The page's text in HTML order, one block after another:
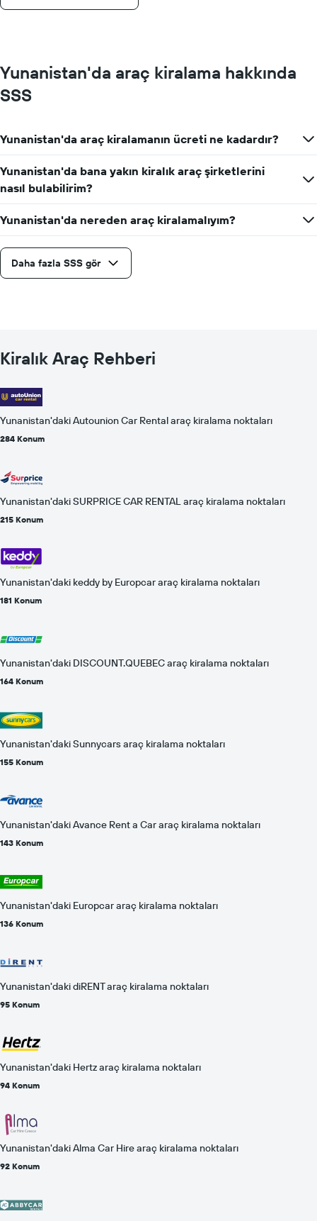
Yunanistan'da araç kiralama hakkında
SSS
Yunanistan'da araç kiralamanın ücreti ne kadardır?
Yunanistan'da bana yakın kiralık araç şirketlerini
nasıl bulabilirim?
Yunanistan'da nereden araç kiralamalıyım?
Daha fazla SSS gör
Kiralık Araç Rehberi
Yunanistan'daki Autounion Car Rental araç kiralama noktaları
284 Konum
Yunanistan'daki SURPRICE CAR RENTAL araç kiralama noktaları
215 Konum
Yunanistan'daki keddy by Europcar araç kiralama noktaları
181 Konum
Yunanistan'daki DISCOUNT.QUEBEC araç kiralama noktaları
164 Konum
Yunanistan'daki Sunnycars araç kiralama noktaları
155 Konum
Yunanistan'daki Avance Rent a Car araç kiralama noktaları
143 Konum
Yunanistan'daki Europcar araç kiralama noktaları
136 Konum
Yunanistan'daki diRENT araç kiralama noktaları
95 Konum
Yunanistan'daki Hertz araç kiralama noktaları
94 Konum
Yunanistan'daki Alma Car Hire araç kiralama noktaları
92 Konum